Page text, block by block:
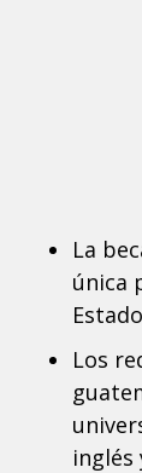
La
única
Los
inglés